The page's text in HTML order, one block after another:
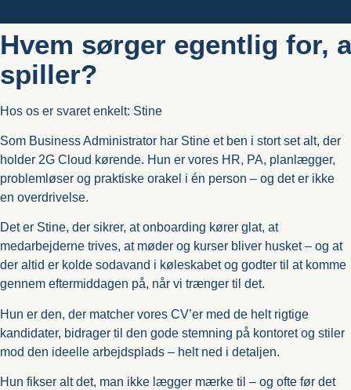
Hvem sørger egentlig for,
spiller?
Hos os er svaret enkelt: Stine
Som Business Administrator har Stine et ben i stort set alt, der
holder 2G Cloud kørende. Hun er vores HR, PA, planlægger,
problemløser og praktiske orakel i én person – og det er ikke
en overdrivelse.
Det er Stine, der sikrer, at onboarding kører glat, at
medarbejderne trives, at møder og kurser bliver husket – og at
der altid er kolde sodavand i køleskabet og godter til at komme
gennem eftermiddagen på, når vi trænger til det.
Hun er den, der matcher vores CV’er med de helt rigtige
kandidater, bidrager til den gode stemning på kontoret og stiler
mod den ideelle arbejdsplads – helt ned i detaljen.
Hun fikser alt det, man ikke lægger mærke til – og ofte før det